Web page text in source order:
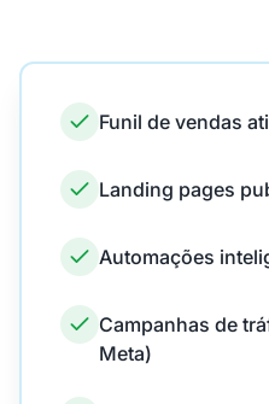
Funil de vendas
Landing pages
Automações
Campanhas de
Meta)